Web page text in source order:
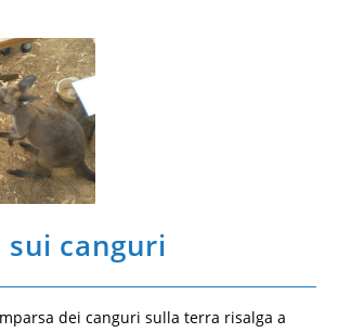
sui canguri
dei canguri sulla terra risalga a